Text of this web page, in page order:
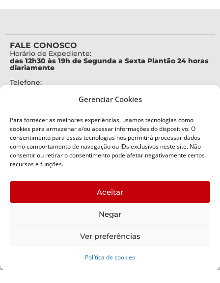
Gerenciar Cookies
Para fornecer as melhores experiências, usamos tecnologias como
cookies para armazenar e/ou acessar informações do dispositivo. O
consentimento para essas tecnologias nos permitirá processar dados
como comportamento de navegação ou IDs exclusivos neste site. Não
consentir ou retirar o consentimento pode afetar negativamente certos
recursos e funções.
Aceitar
Negar
Ver preferências
Política de cookies
FALE CONOSCO
Horário de Expediente:
das 12h30 às 19h de Segunda a Sexta Plantão 24 horas
diariamente
Telefone:
Alertas Defesa Civil:
SMS 40199
ENDEREÇO
Defesa Civil do Estado de Santa Catarina
Bairro:
Capoeiras, Florianópolis, SC
Política de Privacidade